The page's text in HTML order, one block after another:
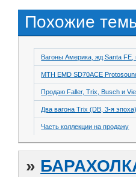
Похожие
Вагоны Америка, жд Santa FE,
MTH EMD SD70ACE
Продаю Faller, Trix, Busch и
Два вагона Trix (DB, 3-я
Часть коллекции на продажу
»